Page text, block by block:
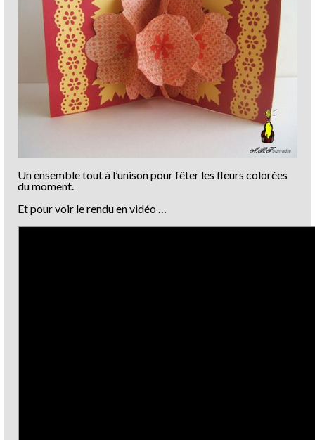
Un ensemble tout à l’unison pour fêter les fleurs colorées
du moment.
Et pour voir le rendu en vidéo …